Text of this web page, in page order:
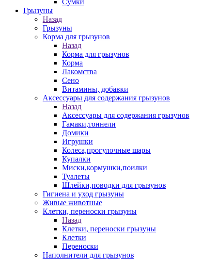
Сумки
Грызуны
Назад
Грызуны
Корма для грызунов
Назад
Корма для грызунов
Корма
Лакомства
Сено
Витамины, добавки
Аксессуары для содержания грызунов
Назад
Аксессуары для содержания грызунов
Гамаки,тоннели
Домики
Игрушки
Колеса,прогулочные шары
Купалки
Миски,кормушки,поилки
Туалеты
Шлейки,поводки для грызунов
Гигиена и уход грызуны
Живые животные
Клетки, переноски грызуны
Назад
Клетки, переноски грызуны
Клетки
Переноски
Наполнители для грызунов